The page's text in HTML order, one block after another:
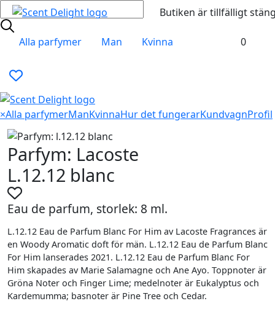
Butiken är tillfälligt
Alla parfymer Man Kvinna 0
×Alla parfymerManKvinnaHur det fungerarKundvagnProfil
Parfym: Lacoste
L.12.12 blanc
Eau de parfum, storlek: 8 ml.
L.12.12 Eau de Parfum Blanc For Him av Lacoste Fragrances är
en Woody Aromatic doft för män. L.12.12 Eau de Parfum Blanc
For Him lanserades 2021. L.12.12 Eau de Parfum Blanc For
Him skapades av Marie Salamagne och Ane Ayo. Toppnoter är
Gröna Noter och Finger Lime; medelnoter är Eukalyptus och
Kardemumma; basnoter är Pine Tree och Cedar.